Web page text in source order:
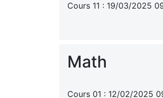
Cours 11 : 19/03/2025
Math
Cours 01 : 12/02/2025